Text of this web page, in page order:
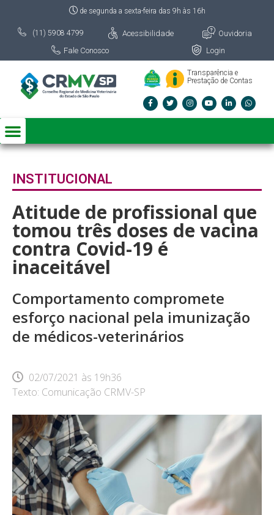
de segunda a sexta-feira das 9h às 16h
(11) 5908 4799 Acessibilidade
Ouvidoria
Fale Conosco
Login
Transparência e
Prestação de Contas
INSTITUCIONAL
Atitude de profissional que
tomou três doses de vacina
contra Covid-19 é
inaceitável
Comportamento compromete
esforço nacional pela imunização
de médicos-veterinários
02/07/2021 às 19h36
Texto: Comunicação CRMV-SP